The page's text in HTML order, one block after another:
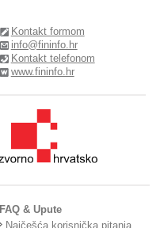
Kontakt formom
info@fininfo.hr
Kontakt telefonom
www.fininfo.hr
FAQ & Upute
Najčešća korisnička pitanja